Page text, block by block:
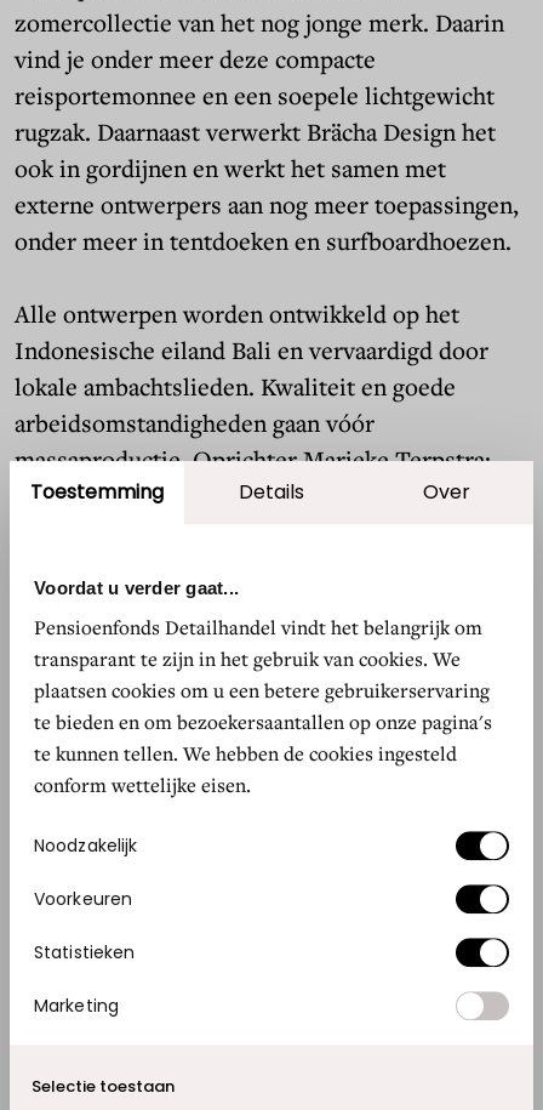
Toestemming Details Over
Voordat u verder gaat...
Pensioenfonds Detailhandel vindt het belangrijk om
transparant te zijn in het gebruik van cookies. We
plaatsen cookies om u een betere gebruikerservaring
te bieden en om bezoekersaantallen op onze pagina's
te kunnen tellen. We hebben de cookies ingesteld
conform wettelijke eisen.
Toestemmingsselectie
Noodzakelijk
Voorkeuren
Statistieken
Marketing
Selectie toestaan
zomercollectie van het nog jonge merk. Daarin
vind je onder meer deze compacte
reisportemonnee en een soepele lichtgewicht
rugzak. Daarnaast verwerkt Brächa Design het
ook in gordijnen en werkt het samen met
externe ontwerpers aan nog meer toepassingen,
onder meer in tentdoeken en surfboardhoezen.
Alle ontwerpen worden ontwikkeld op het
Indonesische eiland Bali en vervaardigd door
lokale ambachtslieden. Kwaliteit en goede
arbeidsomstandigheden gaan vóór
massaproductie. Oprichter Marieke Terpstra:
“Mijn belangrijkste doel is om iets duurzaams te
alleen voor mijn klanten, maar ook voor de
geweldige groep mensen die betrokken is bij het
maken van de collecties. Ik sta altijd versteld van
de lokale creativiteit encan-domentaliteit. In
ieder item zit zoveel liefde en aandacht voor
detail verwerkt.”
Kijk voor meer informatie over Piña en Brächa
Design ophttps://www.brachadesign.com
Lees ook dit: